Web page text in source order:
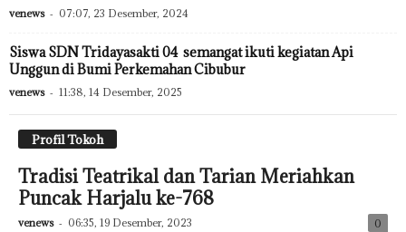
venews - 07:07, 23 Desember, 2024
Siswa SDN Tridayasakti 04 semangat ikuti kegiatan Api
Unggun di Bumi Perkemahan Cibubur
venews - 11:38, 14 Desember, 2025
Profil Tokoh
Tradisi Teatrikal dan Tarian Meriahkan
Puncak Harjalu ke-768
venews - 06:35, 19 Desember, 2023 0